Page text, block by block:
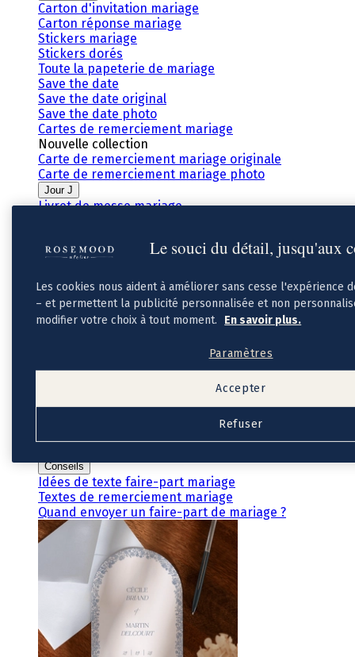
Carton d'invitation mariage
Carton réponse mariage
Stickers mariage
Stickers dorés
Toute la papeterie de mariage
Save the date
Save the date original
Save the date photo
Cartes de remerciement mariage
Nouvelle collection
Carte de remerciement mariage originale
Carte de remerciement mariage photo
Jour J
Livret de messe mariage
Menu mariage
Etiquette bouteille mariage
Panneau mariage
Urne mariage
Cadeaux invités mariage
Etiquette papier perforée
Services
Conseils
Idées de texte faire-part mariage
Textes de remerciement mariage
Quand envoyer un faire-part de mariage ?
Le souci du détail, jusqu'aux
Les cookies nous aident à améliorer sans cesse l'expérience
– et permettent la publicité personnalisée et non
modifier votre choix à tout moment.
En savoir plus.
Paramètres
Refuser
Accepter